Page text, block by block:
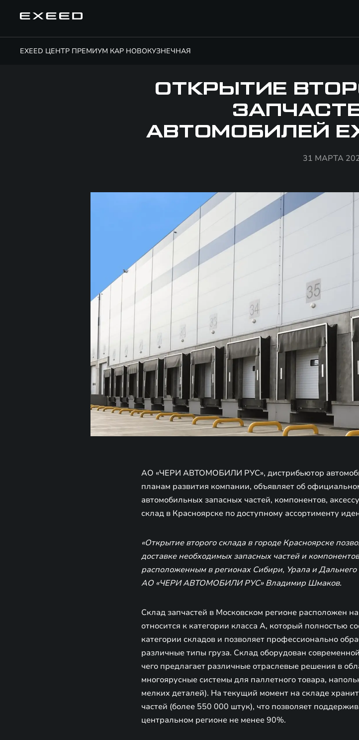
EXEED ЦЕНТР ПРЕМИУМ КАР НОВОКУЗНЕЧНАЯ
ОТКРЫТИЕ
АВТОМОБИЛЕЙ
31 МАРТА
АО «ЧЕРИ АВТОМОБИЛИ РУС», дистрибьютор
планам развития компании, объявляет об
автомобильных запасных частей, компонентов,
склад в Красноярске по доступному ассортименту
«Открытие второго склада в городе Красноярске
доставке необходимых запасных частей и
расположенным в регионах Сибири, Урала и
АО «ЧЕРИ АВТОМОБИЛИ РУС» Владимир Шмаков.
Склад запчастей в Московском регионе расположен
относится к категории класса A, который полностью
категории складов и позволяет профессионально
различные типы груза. Склад оборудован
чего предлагает различные отраслевые решения в
многоярусные системы для паллетного товара,
мелких деталей). На текущий момент на складе
частей (более 550 000 штук), что позволяет
центральном регионе не менее 90%.